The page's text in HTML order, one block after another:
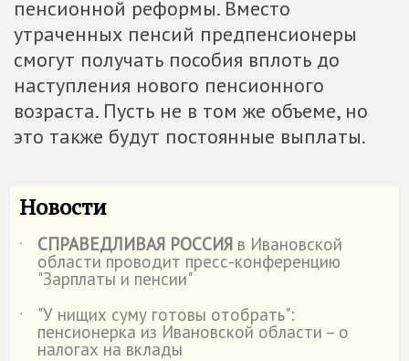
пенсионной реформы. Вместо
утраченных пенсий предпенсионеры
смогут получать пособия вплоть до
наступления нового пенсионного
возраста. Пусть не в том же объеме, но
это также будут постоянные выплаты.
Новости
˙ СПРАВЕДЛИВАЯ РОССИЯ в Ивановской
области проводит пресс-конференцию
"Зарплаты и пенсии"
˙
"У нищих суму готовы отобрать":
пенсионерка из Ивановской области – о
налогах на вклады